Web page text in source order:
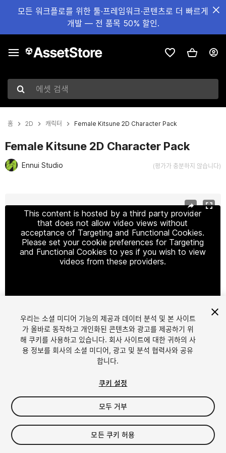
모든 워크플로를 위한 툴·프레임워크·콘텐츠로 더 빠르게
개발 — 전 품목 50% 할인.
에셋 검색
홈 2D 캐릭터 Female Kitsune 2D Character Pack
Female Kitsune 2D Character Pack
Ennui Studio (평가가 충분하지 않습니다)
This content is hosted by a third party provider
that does not allow video views without
acceptance of Targeting and Functional Cookies.
Please set your cookie preferences for Targeting
and Functional Cookies to yes if you wish to view
videos from these providers.
1/7
$5
세금/부가세는 결제 시 반영됩니다.
우리는 소셜 미디어 기능의 제공과 데이터 분석 및 본 사이트
가 올바로 동작하고 개인화된 콘텐츠와 광고를 제공하기 위
해 쿠키를 사용하고 있습니다. 회사 사이트에 대한 귀하의 사
용 정보를 회사의 소셜 미디어, 광고 및 분석 협력사와 공유
합니다.
쿠키 설정
모두 거부
모든 쿠키 허용